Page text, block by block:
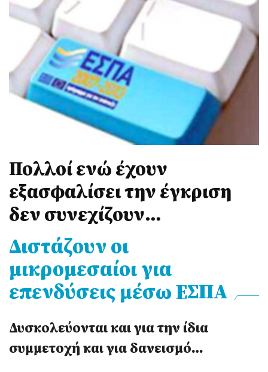
Πολλοί ενώ έχουν
εξασφαλίσει την έγκριση
δεν συνεχίζουν…
Διστάζουν οι
μικρομεσαίοι για
επενδύσεις μέσω ΕΣΠΑ
Δυσκολεύονται και για την ίδια
συμμετοχή και για δανεισμό…